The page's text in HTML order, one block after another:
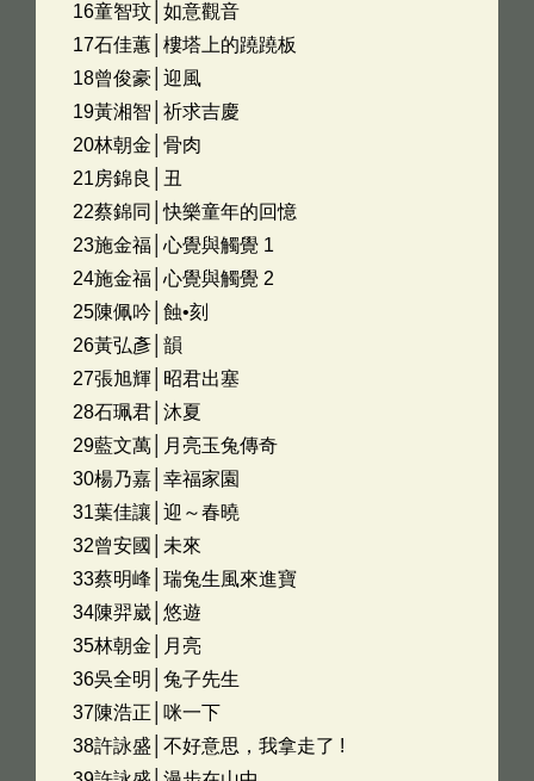
16童智玟│如意觀音
17石佳蕙│樓塔上的蹺蹺板
18曾俊豪│迎風
19黃湘智│祈求吉慶
20林朝金│骨肉
21房錦良│丑
22蔡錦同│快樂童年的回憶
23施金福│心覺與觸覺 1
24施金福│心覺與觸覺 2
25陳佩吟│蝕•刻
26黃弘彥│韻
27張旭輝│昭君出塞
28石珮君│沐夏
29藍文萬│月亮玉兔傳奇
30楊乃嘉│幸福家園
31葉佳讓│迎～春曉
32曾安國│未來
33蔡明峰│瑞兔生風來進寶
34陳羿崴│悠遊
35林朝金│月亮
36吳全明│兔子先生
37陳浩正│咪一下
38許詠盛│不好意思，我拿走了 !